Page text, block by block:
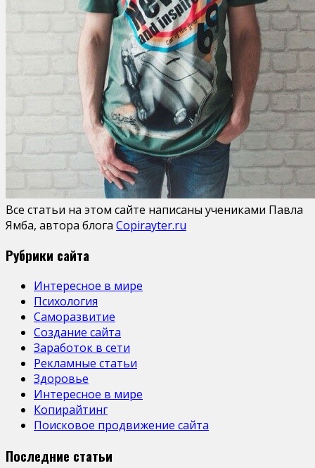
Все статьи на этом сайте написаны учениками Павла
Ямба, автора блога Copirayter.ru
Рубрики сайта
Интересное в мире
Психология
Саморазвитие
Создание сайта
Заработок в сети
Рекламные статьи
Здоровье
Интересное в мире
Копирайтинг
Поисковое продвижение сайта
Последние статьи